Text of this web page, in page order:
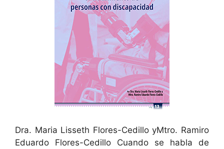
Dra. Maria Lisseth Flores-Cedillo yMtro. Ramiro
Eduardo Flores-Cedillo Cuando se habla de